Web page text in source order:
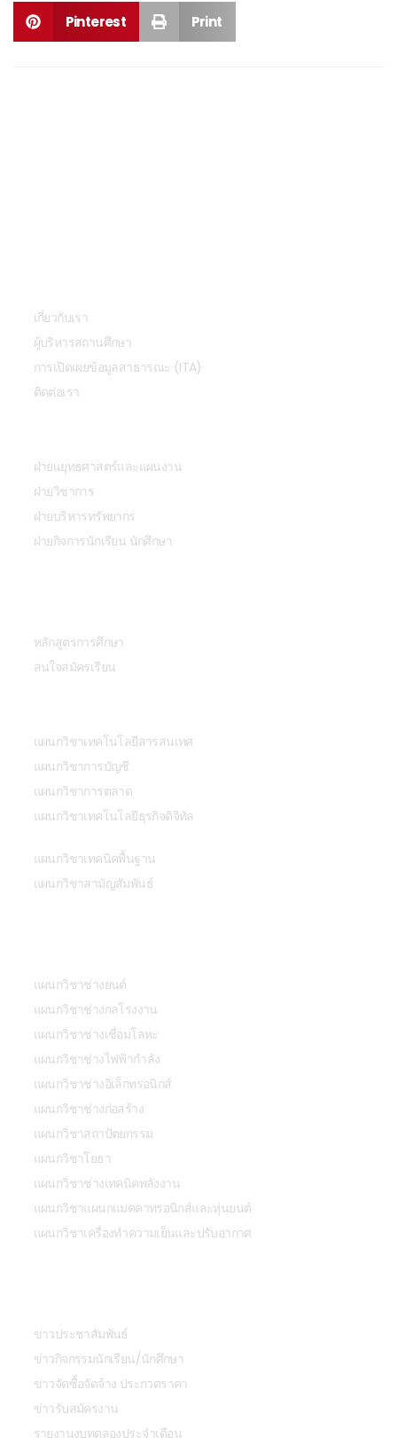
Pinterest Print
เกี่ยวกับเรา
ผู้บริหารสถานศึกษา
การเปิดเผยข้อมูลสาธารณะ (ITA)
ติดต่อเรา
ฝ่ายแยุทธศาสตร์และแผนงาน
ฝ่ายวิชาการ
ฝ่ายบริหารทรัพยากร
ฝ่ายกิจการนักเรียน นักศึกษา
หลักสูตรการศึกษา
สนใจสมัครเรียน
แผนกวิชาเทคโนโลยีสารสนเทศ
แผนกวิชาการบัญชี
แผนกวิชาการตลาด
แผนกวิชาเทคโนโลยีธุรกิจดิจิทัล
แผนกวิชาเทคนิคพื้นฐาน
แผนกวิชาสามัญสัมพันธ์
แผนกวิชาช่างยนต์
แผนกวิชาช่างกลโรงงาน
แผนกวิชาช่างเชื่อมโลหะ
แผนกวิชาช่างไฟฟ้ากำลัง
แผนกวิชาช่างอิเล็กทรอนิกส์
แผนกวิชาช่างก่อสร้าง
แผนกวิชาสถาปัตยกรรม
แผนกวิชาโยธา
แผนกวิชาช่างเทคนิคพลังงาน
แผนกวิชาแผนกแมคคาทรอนิกส์และหุ่นยนต์
แผนกวิชาเครื่องทำความเย็นและปรับอากาศ
ข่าวประชาสัมพันธ์
ข่าวกิจกรรมนักเรียน/นักศึกษา
ข่าวจัดซื้อจัดจ้าง ประกวดราคา
ข่าวรับสมัครงาน
รายงานงบทดลองประจำเดือน